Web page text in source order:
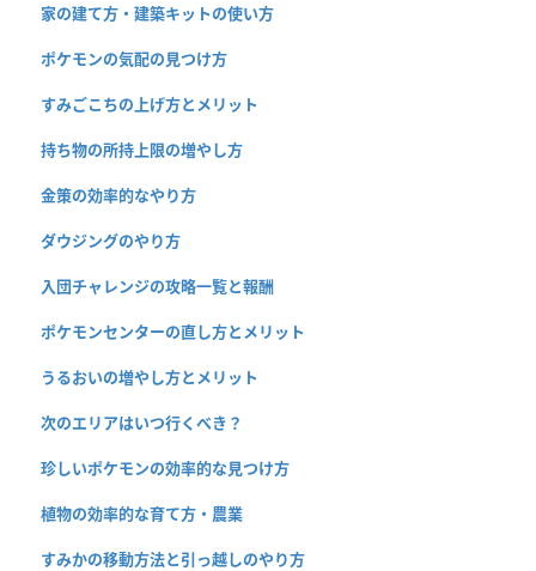
家の建て方・建築キットの使い方
ポケモンの気配の見つけ方
すみごこちの上げ方とメリット
持ち物の所持上限の増やし方
金策の効率的なやり方
ダウジングのやり方
入団チャレンジの攻略一覧と報酬
ポケモンセンターの直し方とメリット
うるおいの増やし方とメリット
次のエリアはいつ行くべき？
珍しいポケモンの効率的な見つけ方
植物の効率的な育て方・農業
すみかの移動方法と引っ越しのやり方